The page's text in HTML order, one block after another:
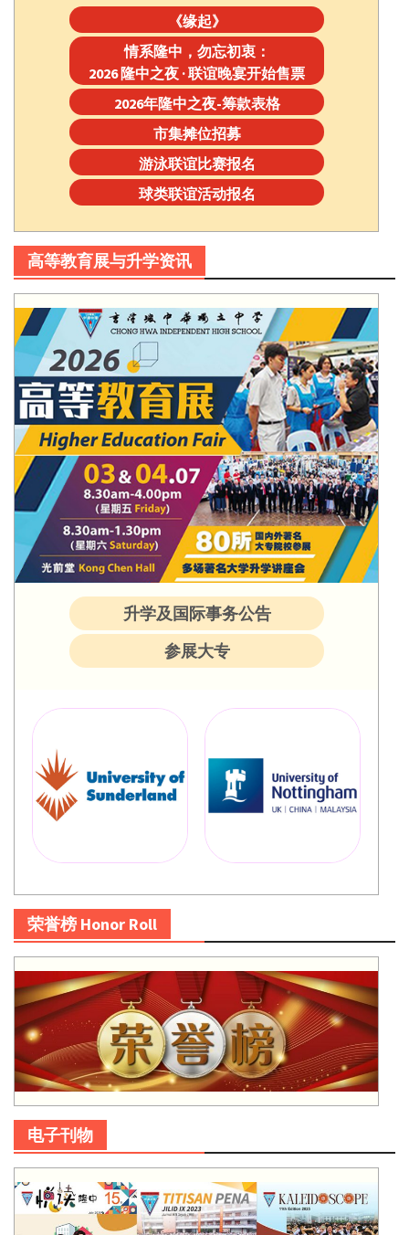
《缘起》
情系隆中，勿忘初衷：
2026 隆中之夜 · 联谊晚宴开始售票
2026年隆中之夜-筹款表格
市集摊位招募
游泳联谊比赛报名
球类联谊活动报名
高等教育展与升学资讯
升学及国际事务公告
参展大专
荣誉榜 Honor Roll
电子刊物